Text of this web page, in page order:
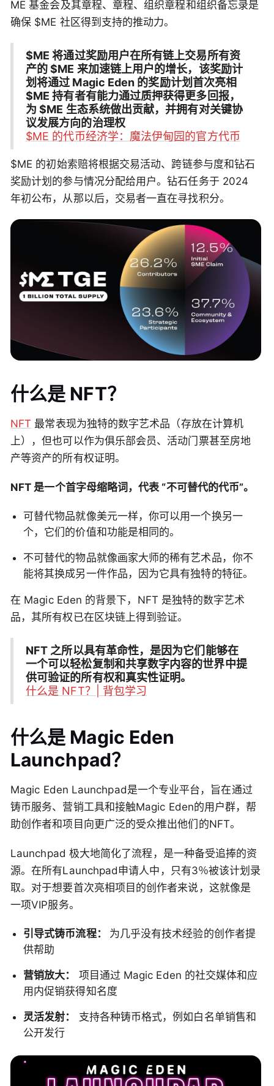
ME 基金会及其章程、章程、组织章程和组织备忘录是
确保 $ME 社区得到支持的推动力。
$ME 将通过奖励用户在所有链上交易所有资
产的 $ME 来加速链上用户的增长，该奖励计
划将通过 Magic Eden 的奖励计划首次亮相
$ME 持有者有能力通过质押获得更多回报，
为 $ME 生态系统做出贡献，并拥有对关键协
议发展方向的治理权
$ME 的代币经济学：魔法伊甸园的官方代币
$ME 的初始索赔将根据交易活动、跨链参与度和钻石
奖励计划的参与情况分配给用户。钻石任务于 2024
年初公布，从那以后，交易者一直在寻找积分。
什么是 NFT？
NFT 最常表现为独特的数字艺术品（存放在计算机
上），但也可以作为俱乐部会员、活动门票甚至房地
产等资产的所有权证明。
NFT 是一个首字母缩略词，代表 “不可替代的代币”。
可替代物品就像美元一样，你可以用一个换另一
个，它们的价值和功能是相同的。
不可替代的物品就像画家大师的稀有艺术品，你不
能将其换成另一件作品，因为它具有独特的特征。
在 Magic Eden 的背景下，NFT 是独特的数字艺术
品，其所有权已在区块链上得到验证。
NFT 之所以具有革命性，是因为它们能够在
一个可以轻松复制和共享数字内容的世界中提
供可验证的所有权和真实性证明。
什么是 NFT？| 背包学习
什么是 Magic Eden
Launchpad？
Magic Eden Launchpad是一个专业平台，旨在通过
铸币服务、营销工具和接触Magic Eden的用户群，帮
助创作者和项目向更广泛的受众推出他们的NFT。
Launchpad 极大地简化了流程，是一种备受追捧的资
源。在所有Launchpad申请人中，只有3％被该计划录
取。对于想要首次亮相项目的创作者来说，这就像是
一项VIP服务。
引导式铸币流程： 为几乎没有技术经验的创作者提
供帮助
营销放大：
项目通过 Magic Eden 的社交媒体和应
用内促销获得知名度
灵活发射：
支持各种铸币格式，例如白名单销售和
公开发行